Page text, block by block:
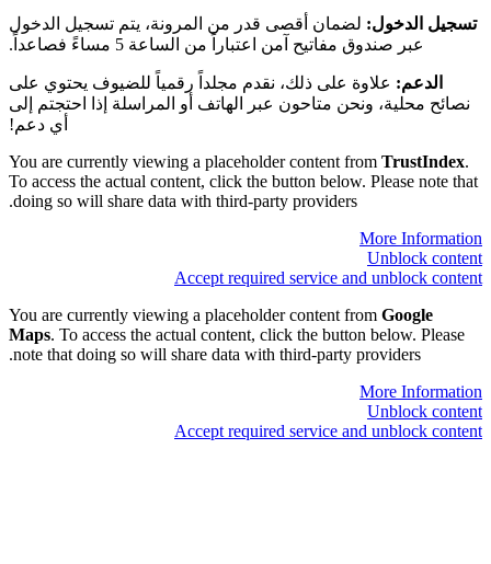
تسجيل الدخول: لضمان أقصى قدر من المرونة، يتم تسجيل الدخول
عبر صندوق مفاتيح آمن اعتباراً من الساعة 5 مساءً فصاعداً.
الدعم: علاوة على ذلك، نقدم مجلداً رقمياً للضيوف يحتوي على
نصائح محلية، ونحن متاحون عبر الهاتف أو المراسلة إذا احتجتم إلى
أي دعم!
You are currently viewing a placeholder content from TrustIndex.
To access the actual content, click the button below. Please note that
doing so will share data with third-party providers.
More Information
Unblock content
Accept required service and unblock content
You are currently viewing a placeholder content from Google
Maps. To access the actual content, click the button below. Please
note that doing so will share data with third-party providers.
More Information
Unblock content
Accept required service and unblock content